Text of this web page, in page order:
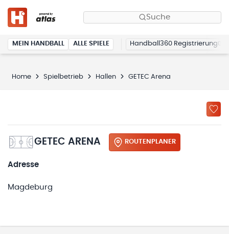
Suche
MEIN HANDBALL ALLE SPIELE Handball360 Registrierung
Home Spielbetrieb Hallen GETEC Arena
GETEC ARENA ROUTENPLANER
Adresse
Magdeburg